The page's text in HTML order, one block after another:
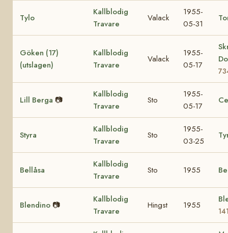
Tylo
Kallblodig
Travare
Valack
1955-
05-31
Göken (17)
(utslagen)
Kallblodig
Travare
Valack
1955-
05-17
Lill Berga 📷
Kallblodig
Travare
Sto
1955-
05-17
Styra
Kallblodig
Travare
Sto
1955-
03-25
Bellåsa
Kallblodig
Travare
Sto 1955
Blendino 📷
Kallblodig
Travare
Hingst 1955